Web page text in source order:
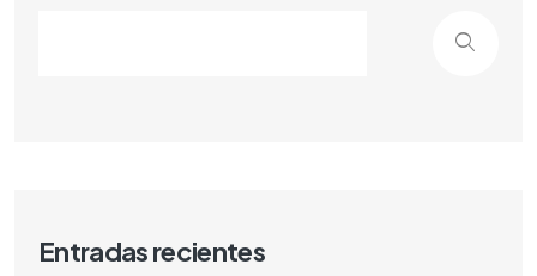
Entradas recientes